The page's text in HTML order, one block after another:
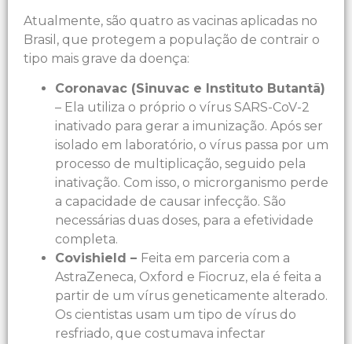
Atualmente, são quatro as vacinas aplicadas no
Brasil, que protegem a população de contrair o
tipo mais grave da doença:
Coronavac (Sinuvac e Instituto Butantã)
– Ela utiliza o próprio o vírus SARS-CoV-2
inativado para gerar a imunização. Após ser
isolado em laboratório, o vírus passa por um
processo de multiplicação, seguido pela
inativação. Com isso, o microrganismo perde
a capacidade de causar infecção. São
necessárias duas doses, para a efetividade
completa.
Covishield – Feita em parceria com a
AstraZeneca, Oxford e Fiocruz, ela é feita a
partir de um vírus geneticamente alterado.
Os cientistas usam um tipo de vírus do
resfriado, que costumava infectar